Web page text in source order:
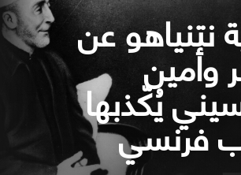
نتنياهو عن
وأمين
يُكّذبها
فرنسي